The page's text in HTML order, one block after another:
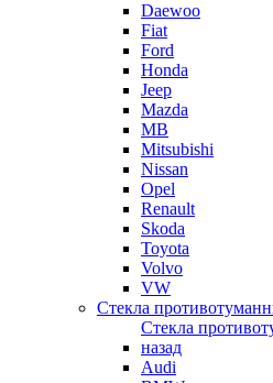
Daewoo
Fiat
Ford
Honda
Jeep
Mazda
MB
Mitsubishi
Nissan
Opel
Renault
Skoda
Toyota
Volvo
VW
Стекла
Стекла
назад
Audi